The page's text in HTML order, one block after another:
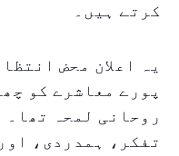
کرتے ہیں۔
یہ اعلان محض
پورے معاشرے کو
روحانی لمحہ تھا۔
تفکر، ہمدردی،